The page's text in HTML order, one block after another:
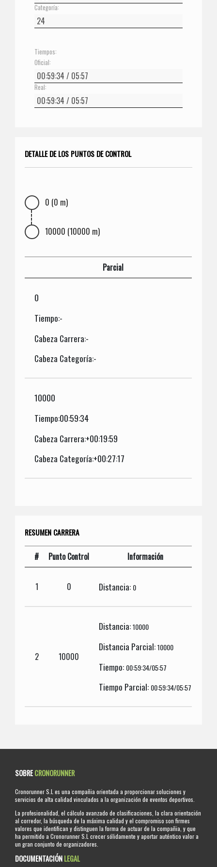
Categoría:
Tiempos:
Oficial:
Real:
DETALLE DE LOS PUNTOS DE CONTROL
0 (0 m)
10000 (10000 m)
Parcial
0
Tiempo:-
Cabeza Carrera:-
Cabeza Categoría:-
10000
Tiempo:00:59:34
Cabeza Carrera:+00:19:59
Cabeza Categoría:+00:27:17
RESUMEN CARRERA
# Punto Control Información
1 0 Distancia: 0
2 10000
Distancia:10000
Distancia Parcial:10000
Tiempo: 00:59:34/05:57
Tiempo Parcial: 00:59:34/05:57
SOBRECRONORUNNER
Cronorunner S.L es una compañia orientada a proporcionar soluciones y
servicios de alta calidad vinculados a la organización de eventos deportivos.
La profesionalidad, el cálculo avanzado de clasificaciones, la clara orientación
al corredor, la búsqueda de la máxima calidad y el compromiso son firmes
valores que identifican y distinguen la forma de actuar de la compañia, y que
ha permitido a Cronorunner S.L crecer sólidamente y aportar auténtico valor a
un gran conjunto de organizadores.
DOCUMENTACIÓNLEGAL